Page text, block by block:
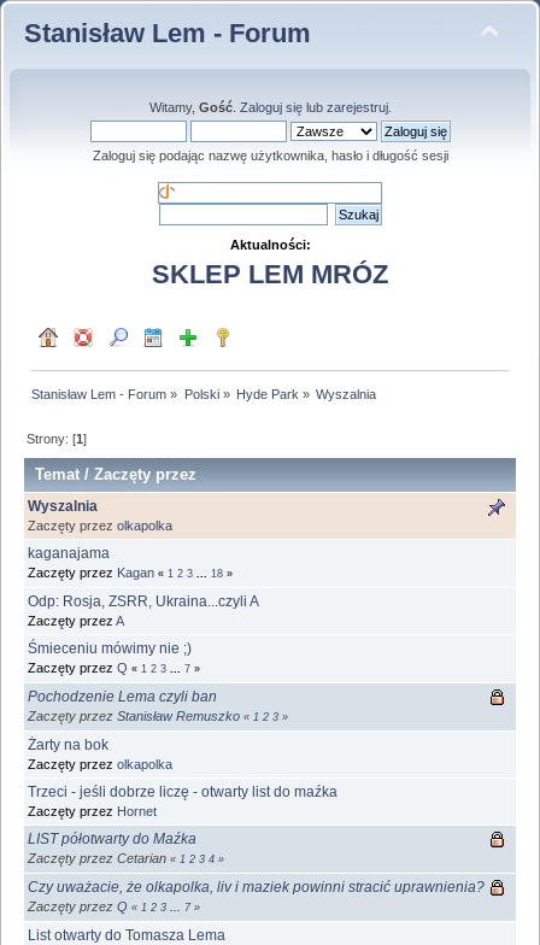
Stanisław Lem - Forum
Witamy, Gość. Zaloguj sięlub zarejestruj.
Zaloguj się podając nazwę użytkownika, hasło i długość sesji
Aktualności:
SKLEP LEM MRÓZ
Stanisław Lem - Forum » Polski» Hyde Park » Wyszalnia
Strony: [1]
Temat /Zaczęty przez
Wyszalnia
Zaczęty przez olkapolka
kaganajama
Zaczęty przez Kagan « 1 2 3 18 »
Odp: Rosja, ZSRR, Ukraina...czyli A
Zaczęty przez A
Śmieceniu mówimy nie ;)
Zaczęty przez Q « 1 2 3 7 »
Pochodzenie Lema czyli ban
Zaczęty przez Stanisław Remuszko « 1 2 3 »
Żarty na bok
Zaczęty przez olkapolka
Trzeci - jeśli dobrze liczę - otwarty list do maźka
Zaczęty przez Hornet
LIST półotwarty do Maźka
Zaczęty przez Cetarian « 1 2 3 4 »
Czy uważacie, że olkapolka, liv i maziek powinni stracić uprawnienia?
Zaczęty przez Q « 1 2 3 7»
List otwarty do Tomasza Lema